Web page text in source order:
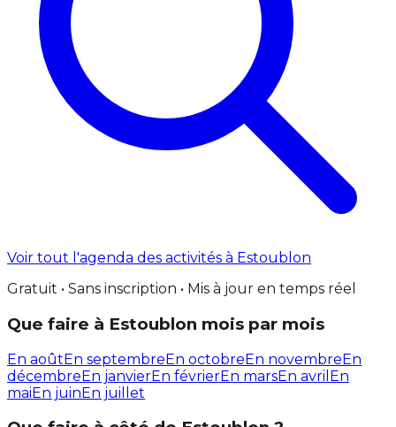
Voir tout l'agenda des activités à Estoublon
Gratuit • Sans inscription • Mis à jour en temps réel
Que faire à Estoublon mois par mois
En aoûtEn septembreEn octobreEn novembreEn
décembreEn janvierEn févrierEn marsEn avril En
maiEn juinEn juillet